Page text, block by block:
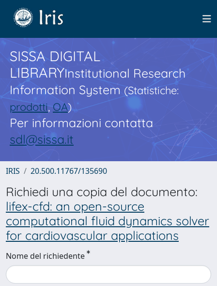
SISSA DIGITAL
LIBRARYInstitutional Research
Information System(Statistiche:
prodotti,OA)
Per informazioni contatta
sdl@sissa.it
IRIS 20.500.11767/135690
Richiedi una copia del documento:
lifex-cfd: an open-source
computational fluid dynamics solver
for cardiovascular applications
Nome del richiedente